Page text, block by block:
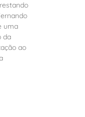
uma
da
ao